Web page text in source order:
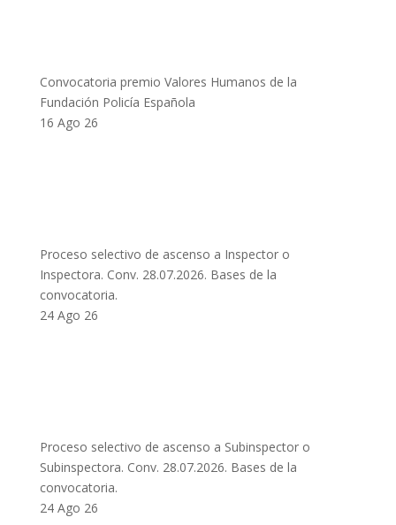
Convocatoria premio Valores Humanos de la
Fundación Policía Española
16 Ago 26
Proceso selectivo de ascenso a Inspector o
Inspectora. Conv. 28.07.2026. Bases de la
convocatoria.
24 Ago 26
Proceso selectivo de ascenso a Subinspector o
Subinspectora. Conv. 28.07.2026. Bases de la
convocatoria.
24 Ago 26